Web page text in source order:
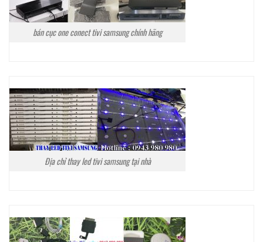
bán cục one conect tivi samsung chính hãng
Địa chỉ thay led tivi samsung tại nhà